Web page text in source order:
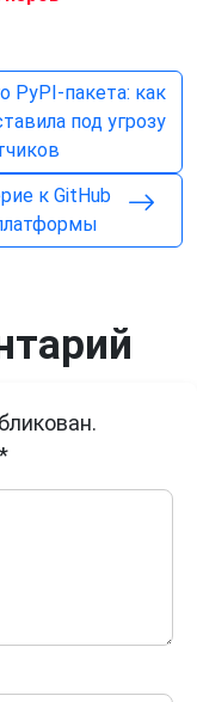
PyPI-пакета: как
под угрозу
к GitHub
*